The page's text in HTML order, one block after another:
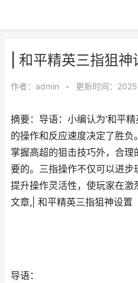
| 和平精英三指狙神
作者： admin • 更新时间：
摘要：导语：小编认为‘和平
的操作和反应速度决定了胜
掌握高超的狙击技巧外，合
要的。三指操作不仅可以进
提升操作灵活性，使玩家在
文章,| 和平精英三指狙神设置
导语：